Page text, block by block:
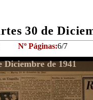
30 de
Nº Páginas:6/7
de 1941